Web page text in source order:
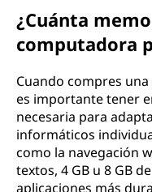
¿Cuánta
computadora
Cuando compres
es importante tener
necesaria para
informáticos
como la navegación
textos, 4 GB u 8 GB
aplicaciones más